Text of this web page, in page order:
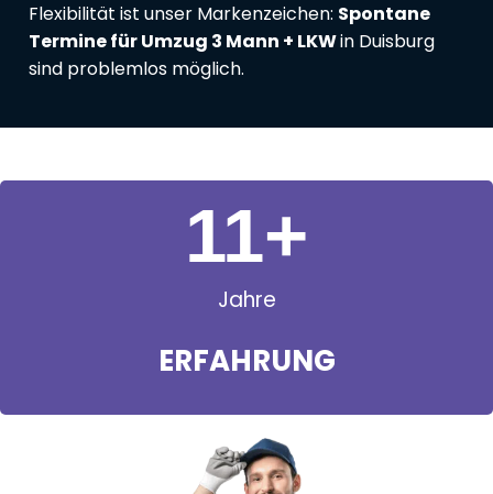
Flexibilität ist unser Markenzeichen: Spontane
Termine für Umzug 3 Mann + LKWin Duisburg
sind problemlos möglich.
Jahre
ERFAHRUNG
11+